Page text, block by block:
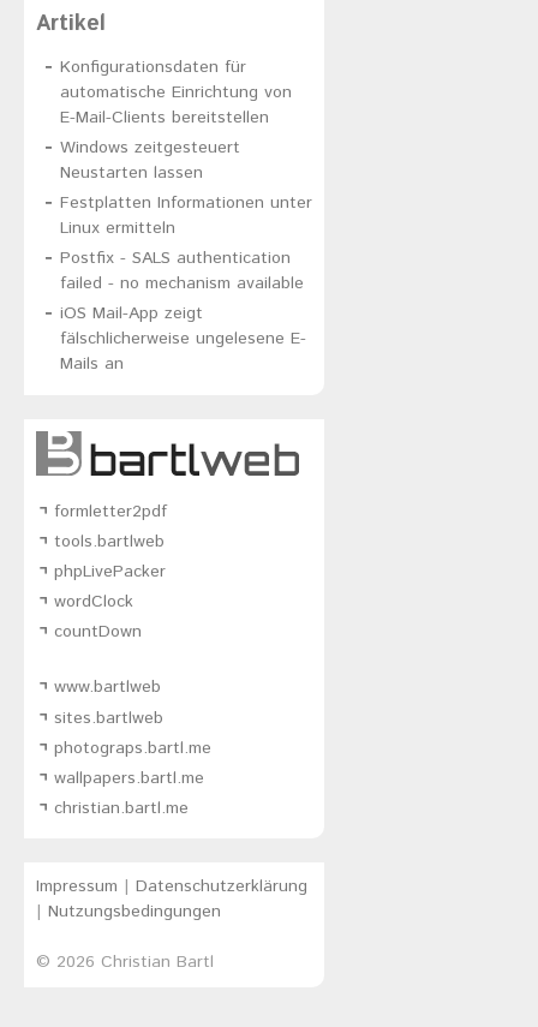
Artikel
Konfigurationsdaten für
automatische Einrichtung von
E-Mail-Clients bereitstellen
Windows zeitgesteuert
Neustarten lassen
Festplatten Informationen unter
Linux ermitteln
Postfix - SALS authentication
failed - no mechanism available
iOS Mail-App zeigt
fälschlicherweise ungelesene E-
Mails an
formletter2pdf
tools.bartlweb
phpLivePacker
wordClock
countDown
www.bartlweb
sites.bartlweb
photograps.bartl.me
wallpapers.bartl.me
christian.bartl.me
Impressum | Datenschutzerklärung
| Nutzungsbedingungen
© 2026 Christian Bartl